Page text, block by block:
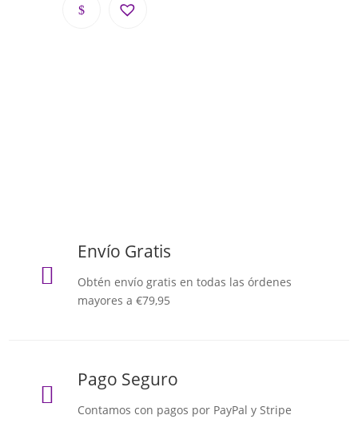

Envío Gratis
Obtén envío gratis en todas las órdenes
mayores a €79,95

Pago Seguro
Contamos con pagos por PayPal y Stripe